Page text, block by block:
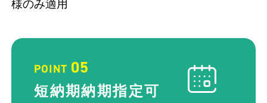
様のみ適用
POINT 05
短納期納期指定可